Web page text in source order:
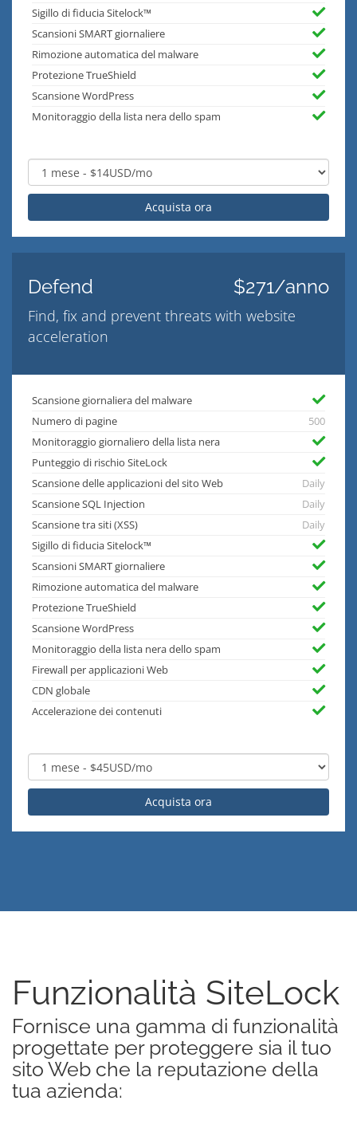
Sigillo di fiducia Sitelock™
Scansioni SMART giornaliere
Rimozione automatica del malware
Protezione TrueShield
Scansione WordPress
Monitoraggio della lista nera dello spam
Acquista ora
Defend $271/anno
Find, fix and prevent threats with website
acceleration
Scansione giornaliera del malware
Numero di pagine
500
Monitoraggio giornaliero della lista nera
Punteggio di rischio SiteLock
Scansione delle applicazioni del sito Web
Daily
Scansione SQL Injection
Daily
Scansione tra siti (XSS)
Daily
Sigillo di fiducia Sitelock™
Scansioni SMART giornaliere
Rimozione automatica del malware
Protezione TrueShield
Scansione WordPress
Monitoraggio della lista nera dello spam
Firewall per applicazioni Web
CDN globale
Accelerazione dei contenuti
Acquista ora
Funzionalità SiteLock
Fornisce una gamma di funzionalità
progettate per proteggere sia il tuo
sito Web che la reputazione della
tua azienda: